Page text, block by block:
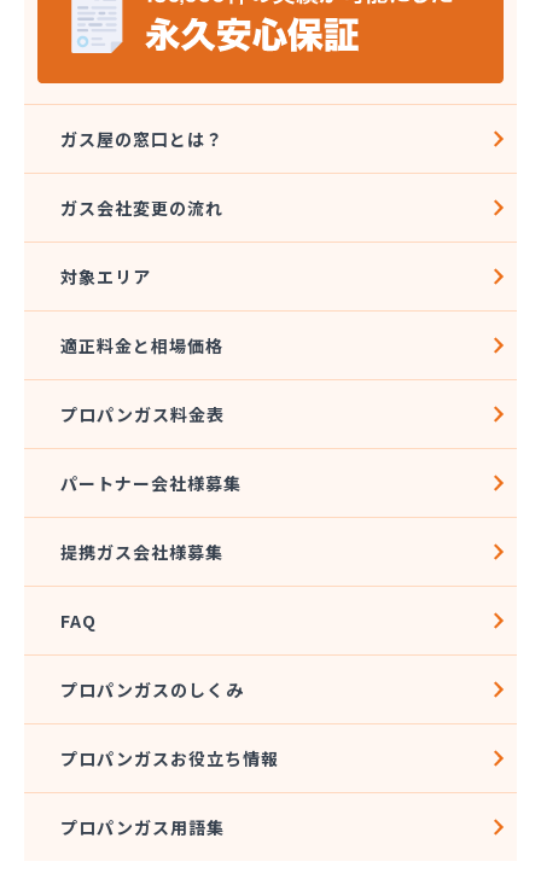
業所
伊藤忠エネクスホームライフ中部株式会社 名古屋
稲垣商事
稲垣商店
栄燃料合資会社
奥田米穀店
加藤燃料店
加藤豊昭
河村燃料店
角広ガス
割又商店
株式会社アドニス
株式会社あみや商事 本社
株式会社エイチティーピー
株式会社エイチティーピー
株式会社エス・アイ東海
株式会社オーテック
株式会社オーテック 西三河営業所
株式会社ガスキット
ガス屋の窓口とは？
ガス会社変更の流れ
対象エリア
適正料金と相場価格
プロパンガス料金表
パートナー会社様募集
提携ガス会社様募集
FAQ
プロパンガスのしくみ
プロパンガスお役立ち情報
プロパンガス用語集